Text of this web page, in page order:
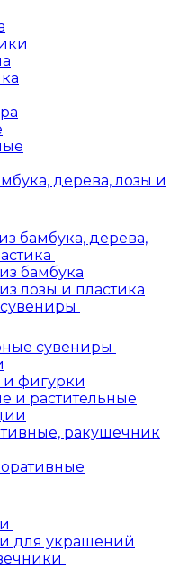
дерева, лозы и
бамбука, дерева,
бамбука
лозы и пластика
сувениры
и фигурки
и растительные
ракушечник
для украшений